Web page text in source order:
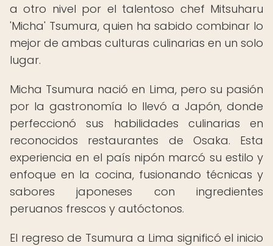
a otro nivel por el talentoso chef Mitsuharu
'Micha' Tsumura, quien ha sabido combinar lo
mejor de ambas culturas culinarias en un solo
lugar.
Micha Tsumura nació en Lima, pero su pasión
por la gastronomía lo llevó a Japón, donde
perfeccionó sus habilidades culinarias en
reconocidos restaurantes de Osaka. Esta
experiencia en el país nipón marcó su estilo y
enfoque en la cocina, fusionando técnicas y
sabores japoneses con ingredientes
peruanos frescos y autóctonos.
El regreso de Tsumura a Lima significó el inicio